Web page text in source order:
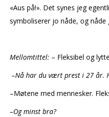
«Aus på!». Det synes jeg
symboliserer jo nåde, og nåde
Mellomtittel: – Fleksibel og
–Nå har du vært prest i 27 år.
–Møtene med mennesker.
–Og minst bra?